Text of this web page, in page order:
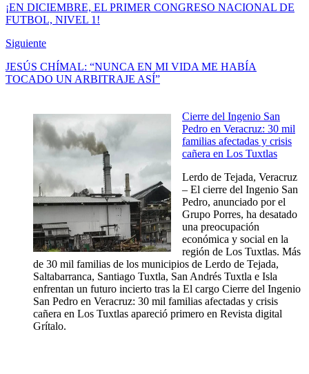
¡EN DICIEMBRE, EL PRIMER CONGRESO NACIONAL DE
FUTBOL, NIVEL 1!
Siguiente
JESÚS CHÍMAL: “NUNCA EN MI VIDA ME HABÍA
TOCADO UN ARBITRAJE ASÍ”
Cierre del Ingenio San
Pedro en Veracruz: 30 mil
familias afectadas y crisis
cañera en Los Tuxtlas
Lerdo de Tejada, Veracruz
– El cierre del Ingenio San
Pedro, anunciado por el
Grupo Porres, ha desatado
una preocupación
económica y social en la
región de Los Tuxtlas. Más
de 30 mil familias de los municipios de Lerdo de Tejada,
Saltabarranca, Santiago Tuxtla, San Andrés Tuxtla e Isla
enfrentan un futuro incierto tras la El cargo Cierre del Ingenio
San Pedro en Veracruz: 30 mil familias afectadas y crisis
cañera en Los Tuxtlas apareció primero en Revista digital
Grítalo.